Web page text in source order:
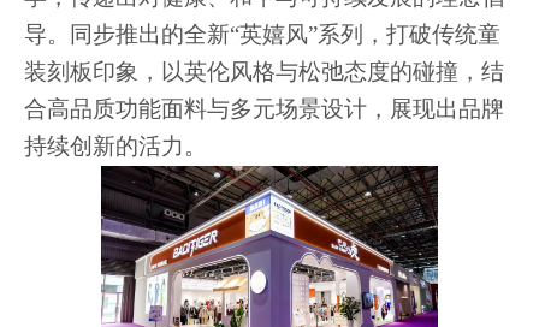
导。同步推出的全新“英嬉风”系列，打破传统童
装刻板印象，以英伦风格与松弛态度的碰撞，结
合高品质功能面料与多元场景设计，展现出品牌
持续创新的活力。